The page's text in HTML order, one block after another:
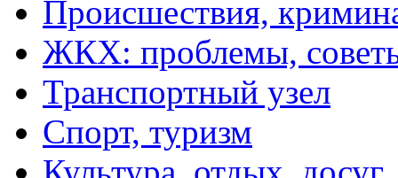
Происшествия,
ЖКХ: проблемы,
Транспортный узел
Спорт, туризм